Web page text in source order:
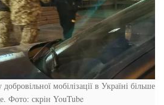
мобілізації в Україні більше
Фото: скрін YouTube